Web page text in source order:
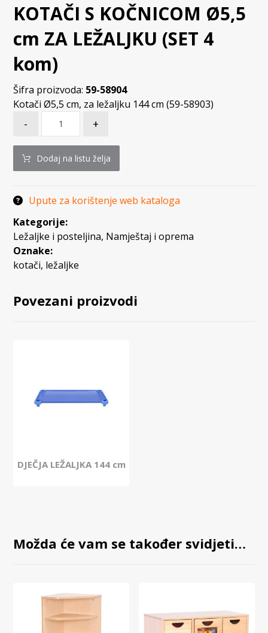
KOTAČI S KOČNICOM Ø5,5
cm ZA LEŽALJKU (SET 4
kom)
Šifra proizvoda: 59-58904
Kotači Ø5,5 cm, za ležaljku 144 cm (59-58903)
- +
Dodaj na listu želja
Upute za korištenje web kataloga
Kategorije:
Ležaljke i posteljina, Namještaj i oprema
Oznake:
kotači, ležaljke
Povezani proizvodi
DJEČJA LEŽALJKA 144 cm
Možda će vam se također svidjeti…